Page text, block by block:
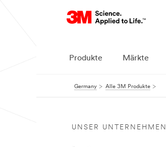
Produkte Märkte
Germany Alle 3M Produkte
UNSER UNTERNEHMEN